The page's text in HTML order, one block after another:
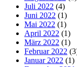
Juli 2022 (4)
Juni 2022 (1)
Mai 2022 (1)
April 2022 (1)
März 2022 (1)
Februar 2022
Januar 2022 (1)